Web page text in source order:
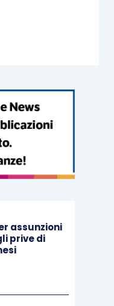
assunzioni
prive di